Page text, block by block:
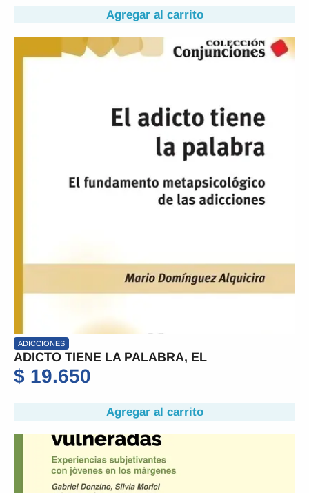
Agregar al carrito
ADICCIONES
ADICTO TIENE LA PALABRA, EL
$ 19.650
Agregar al carrito